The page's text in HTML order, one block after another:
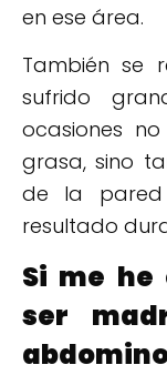
en ese área.
También se
sufrido
ocasiones
grasa, sino
de la
resultado
Si me he
ser